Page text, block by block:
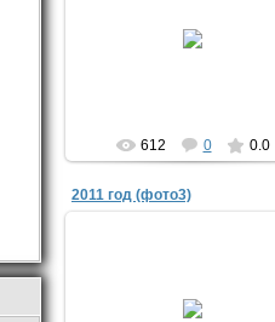
Н. Турунью. 2010г. Автор:
Елена
612 0 0.0
2011 год (фото3)